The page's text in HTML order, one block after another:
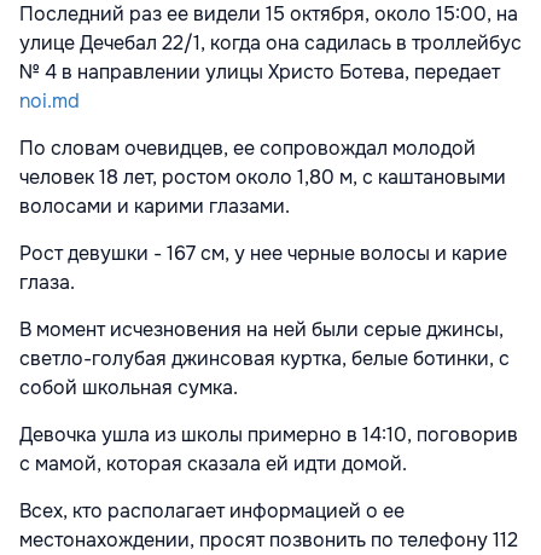
Последний раз ее видели 15 октября, около 15:00, на
улице Дечебал 22/1, когда она садилась в троллейбус
№ 4 в направлении улицы Христо Ботева, передает
noi.md
По словам очевидцев, ее сопровождал молодой
человек 18 лет, ростом около 1,80 м, с каштановыми
волосами и карими глазами.
Рост девушки - 167 см, у нее черные волосы и карие
глаза.
В момент исчезновения на ней были серые джинсы,
светло-голубая джинсовая куртка, белые ботинки, с
собой школьная сумка.
Девочка ушла из школы примерно в 14:10, поговорив
с мамой, которая сказала ей идти домой.
Всех, кто располагает информацией о ее
местонахождении, просят позвонить по телефону 112